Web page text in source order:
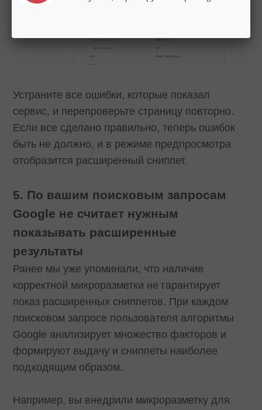
Устраните все ошибки, которые показал
сервис, и перепроверьте страницу повторно.
Если все сделано правильно, теперь ошибок
быть не должно, и в режиме предпросмотра
отобразится расширенный сниппет.
5. По вашим поисковым запросам
Google не считает нужным
показывать расширенные
результаты
Ранее мы уже упоминали, что наличие
корректной микроразметки не гарантирует
показ расширенных сниппетов. При каждом
поисковом запросе пользователя алгоритмы
Google анализирует множество факторов и
формируют выдачу и сниппеты наиболее
подходящим образом.
Например, вы внедрили микроразметку для